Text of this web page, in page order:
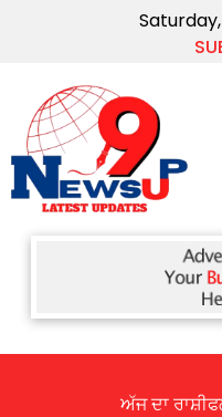
ਅੱਜ ਦਾ ਰਾਸ਼ੀਫਲ